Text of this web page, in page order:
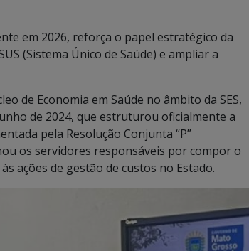
em 2026, reforça o papel estratégico da
(Sistema Único de Saúde) e ampliar a
de Economia em Saúde no âmbito da SES,
de 2024, que estruturou oficialmente a
pela Resolução Conjunta “P”
os servidores responsáveis por compor o
ações de gestão de custos no Estado.